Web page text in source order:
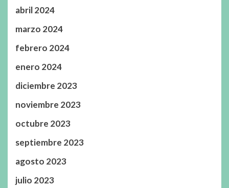
abril 2024
marzo 2024
febrero 2024
enero 2024
diciembre 2023
noviembre 2023
octubre 2023
septiembre 2023
agosto 2023
julio 2023